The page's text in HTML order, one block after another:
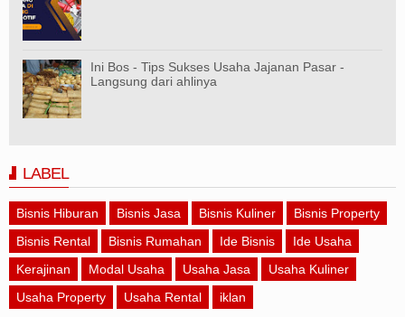
Ini Bos - Tips Sukses Usaha Jajanan Pasar -
Langsung dari ahlinya
LABEL
Bisnis Hiburan Bisnis Jasa Bisnis Kuliner
Bisnis Property
Bisnis Rental
Bisnis Rumahan Ide Bisnis
Ide Usaha
Kerajinan
Modal Usaha Usaha Jasa
Usaha Kuliner
Usaha Property
Usaha Rental iklan